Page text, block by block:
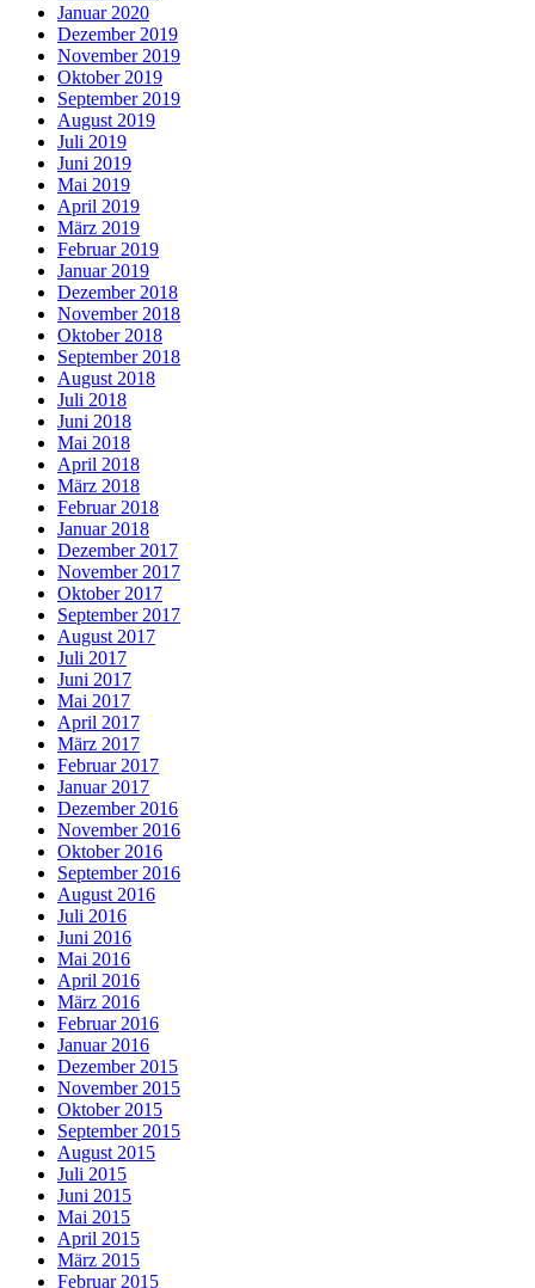
Januar 2020
Dezember 2019
November 2019
Oktober 2019
September 2019
August 2019
Juli 2019
Juni 2019
Mai 2019
April 2019
März 2019
Februar 2019
Januar 2019
Dezember 2018
November 2018
Oktober 2018
September 2018
August 2018
Juli 2018
Juni 2018
Mai 2018
April 2018
März 2018
Februar 2018
Januar 2018
Dezember 2017
November 2017
Oktober 2017
September 2017
August 2017
Juli 2017
Juni 2017
Mai 2017
April 2017
März 2017
Februar 2017
Januar 2017
Dezember 2016
November 2016
Oktober 2016
September 2016
August 2016
Juli 2016
Juni 2016
Mai 2016
April 2016
März 2016
Februar 2016
Januar 2016
Dezember 2015
November 2015
Oktober 2015
September 2015
August 2015
Juli 2015
Juni 2015
Mai 2015
April 2015
März 2015
Februar 2015